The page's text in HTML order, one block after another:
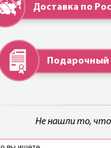
Доставка по
Подарочный
Не нашли то, что